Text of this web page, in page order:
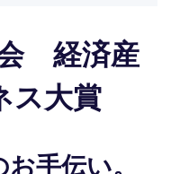
経済産
ス大賞
手伝い。